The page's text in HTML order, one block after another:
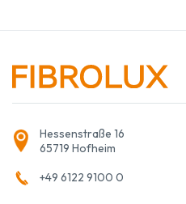
Hessenstraße 16
65719 Hofheim
+49 6122 9100 0